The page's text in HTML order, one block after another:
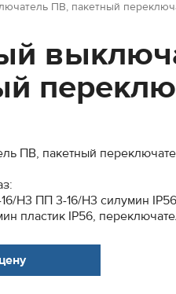
ПВ, пакетный
ПВ, пакетный
Н3 ПП 3-16/Н3 силумин
пластик IP56,